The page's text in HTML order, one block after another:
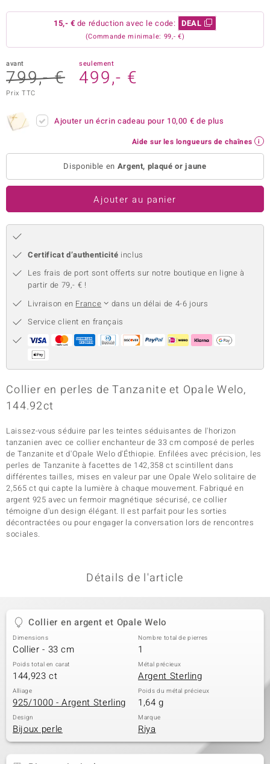
Collection
15,- € de réduction avec le code: DEAL
(Commande minimale: 99,- €)
avant
799,- €
seulement
499,- €
Prix TTC
Ajouter un écrin cadeau pour 10,00 € de plus
Aide sur les longueurs de chaînes
Disponible en Argent, plaqué or jaune
Ajouter au panier
Certificat d’authenticité inclus
Les frais de port sont offerts sur notre boutique en ligne à
partir de 79,- € !
Livraison en France
dans un délai de 4-6 jours
Service client en français
Collier en perles de Tanzanite et Opale Welo,
144.92ct
Laissez-vous séduire par les teintes séduisantes de l'horizon
tanzanien avec ce collier enchanteur de 33 cm composé de perles
de Tanzanite et d'Opale Welo d'Éthiopie. Enfilées avec précision, les
perles de Tanzanite à facettes de 142,358 ct scintillent dans
différentes tailles, mises en valeur par une Opale Welo solitaire de
2,565 ct qui capte la lumière à chaque mouvement. Fabriqué en
argent 925 avec un fermoir magnétique sécurisé, ce collier
témoigne d'un design élégant. Il est parfait pour les sorties
décontractées ou pour engager la conversation lors de rencontres
sociales.
Détails de l'article
Collier en argent et Opale Welo
Dimensions
Collier - 33 cm
Nombre total de pierres
1
Poids total en carat
144,923 ct
Métal précieux
Argent Sterling
Alliage
925/1000 - Argent Sterling
Poids du métal précieux
1,64 g
Design
Bijoux perle
Marque
Riya